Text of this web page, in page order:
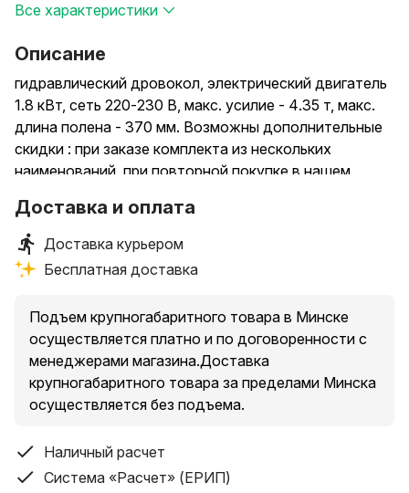
Все характеристики
Описание
гидравлический дровокол, электрический двигатель
1.8 кВт, сеть 220-230 В, макс. усилие - 4.35 т, макс.
длина полена - 370 мм. Возможны дополнительные
скидки : при заказе комплекта из нескольких
наименований, при повторной покупке в нашем
Доставка и оплата
Доставка курьером
Бесплатная доставка
Подъем крупногабаритного товара в Минске
осуществляется платно и по договоренности с
менеджерами магазина.Доставка
крупногабаритного товара за пределами Минска
осуществляется без подъема.
Наличный расчет
Система «Расчет» (ЕРИП)